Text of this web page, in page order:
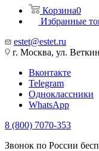
Корзина0
Избранные
estet@estet.ru
г. Москва, ул.
Вконтакте
Telegram
Одноклассники
WhatsApp
8 (800) 7070-353
Звонок по России